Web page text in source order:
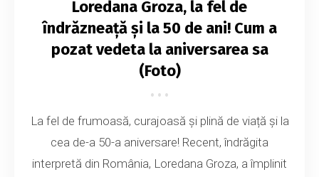
Loredana Groza, la fel de
îndrăzneață și la 50 de ani! Cum a
pozat vedeta la aniversarea sa
(Foto)
La fel de frumoasă, curajoasă și plină de viață și la
cea de-a 50-a aniversare! Recent, îndrăgita
interpretă din România, Loredana Groza, a împlinit